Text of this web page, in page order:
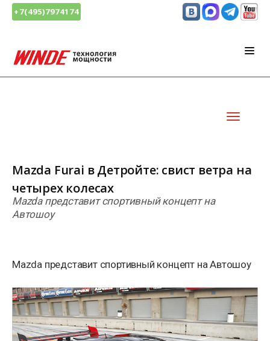
+7(495)7974174
Mazda Furai в Детройте: свист ветра на
четырех колесах
Mazda представит спортивный концепт на
Автошоу
Mazda представит спортивный концепт на Автошоу